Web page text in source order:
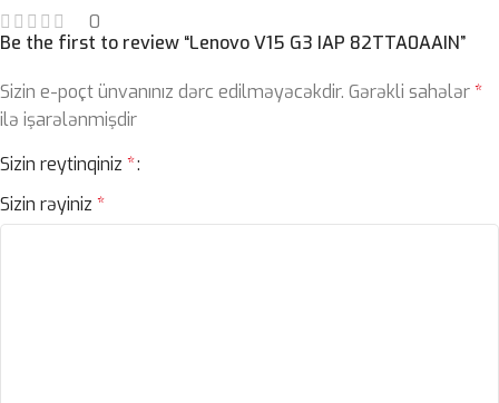
0
Be the first to review “Lenovo V15 G3 IAP 82TTA0AAIN”
Sizin e-poçt ünvanınız dərc edilməyəcəkdir. Gərəkli sahələr*
ilə işarələnmişdir
Sizin reytinqiniz *
Sizin rəyiniz *